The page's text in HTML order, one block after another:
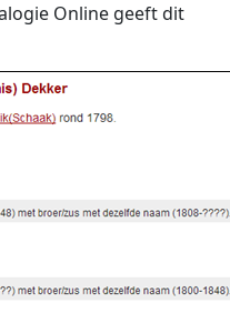
Online geeft dit